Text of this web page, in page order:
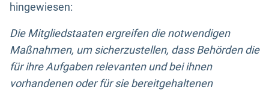
hingewiesen:
Die Mitgliedstaaten ergreifen die notwendigen
Maßnahmen, um sicherzustellen, dass Behörden die
für ihre Aufgaben relevanten und bei ihnen
vorhandenen oder für sie bereitgehaltenen